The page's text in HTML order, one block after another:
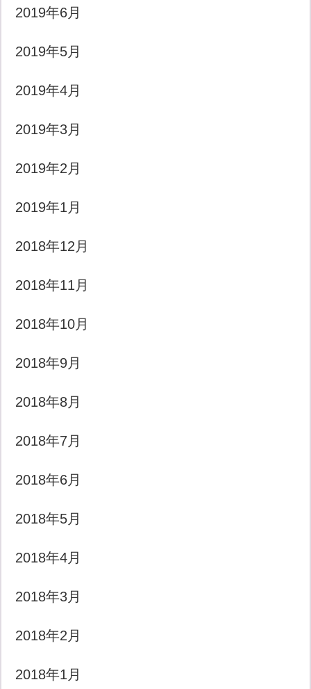
2019年6月
2019年5月
2019年4月
2019年3月
2019年2月
2019年1月
2018年12月
2018年11月
2018年10月
2018年9月
2018年8月
2018年7月
2018年6月
2018年5月
2018年4月
2018年3月
2018年2月
2018年1月